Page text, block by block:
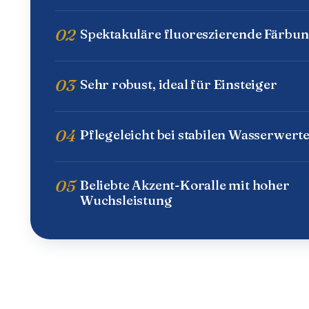
02 Spektakuläre fluoreszierende
03 Sehr robust, ideal für Einsteiger
04 Pflegeleicht bei stabilen
05 Beliebte Akzent-Koralle mit hoher
Wuchsleistung